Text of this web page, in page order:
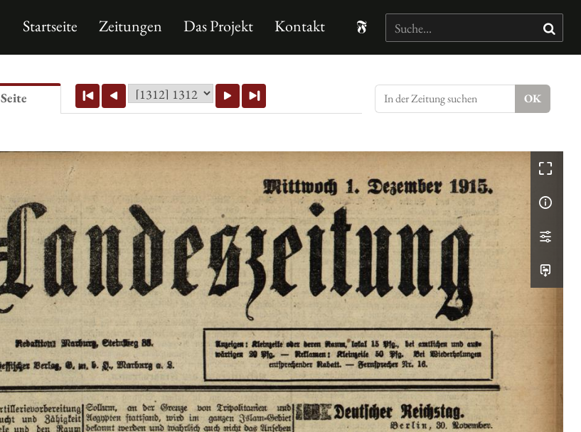
Startseite Zeitungen Das Projekt Kontakt
Seite